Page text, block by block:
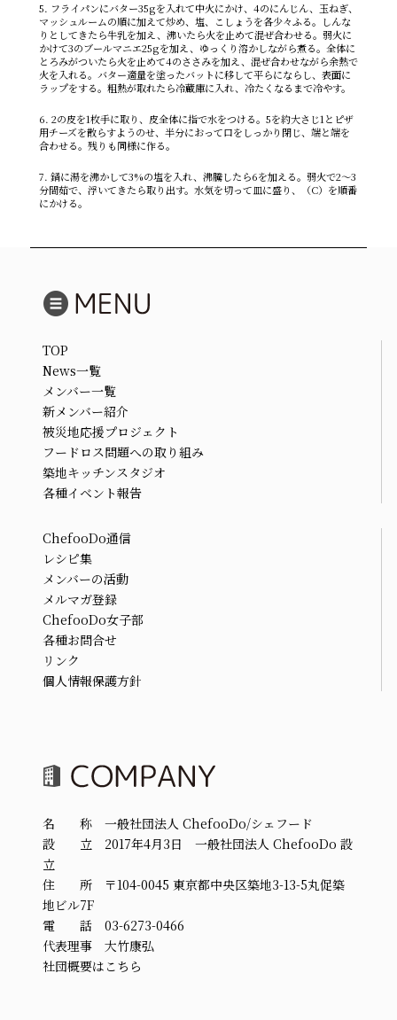
5. フライパンにバター35gを入れて中火にかけ、4のにんじん、玉ねぎ、
マッシュルームの順に加えて炒め、塩、こしょうを各少々ふる。しんな
りとしてきたら牛乳を加え、沸いたら火を止めて混ぜ合わせる。弱火に
かけて3のブールマニエ25gを加え、ゆっくり溶かしながら煮る。全体に
とろみがついたら火を止めて4のささみを加え、混ぜ合わせながら余熱で
火を入れる。バター適量を塗ったバットに移して平らにならし、表面に
ラップをする。粗熱が取れたら冷蔵庫に入れ、冷たくなるまで冷やす。
6. 2の皮を1枚手に取り、皮全体に指で水をつける。5を約大さじ1とピザ
用チーズを散らすようのせ、半分におって口をしっかり閉じ、端と端を
合わせる。残りも同様に作る。
7. 鍋に湯を沸かして3%の塩を入れ、沸騰したら6を加える。弱火で2～3
分間茹で、浮いてきたら取り出す。水気を切って皿に盛り、（C）を順番
にかける。
TOP
News一覧
メンバー一覧
新メンバー紹介
被災地応援プロジェクト
フードロス問題への取り組み
築地キッチンスタジオ
各種イベント報告
ChefooDo通信
レシピ集
メンバーの活動
メルマガ登録
ChefooDo女子部
各種お問合せ
リンク
個人情報保護方針
名 称 一般社団法人 ChefooDo/シェフード
設 立 2017年4月3日 一般社団法人 ChefooDo 設
立
住 所 〒104-0045 東京都中央区築地3-13-5丸促築
地ビル7F
電 話 03-6273-0466
代表理事 大竹康弘
社団概要はこちら